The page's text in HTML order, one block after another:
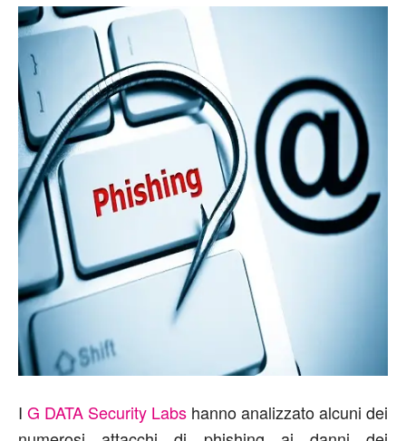
I G DATA Security Labs hanno analizzato alcuni dei